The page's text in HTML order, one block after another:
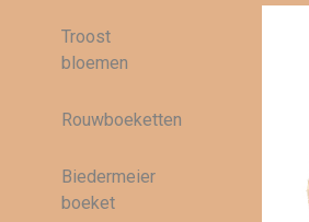
Troost
bloemen
Rouwboeketten
Biedermeier
boeket